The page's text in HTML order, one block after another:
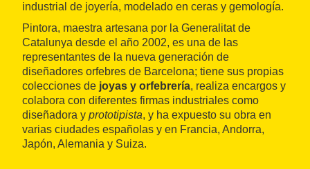
industrial de joyería, modelado en ceras y gemología.
Pintora, maestra artesana por la Generalitat de
Catalunya desde el año 2002, es una de las
representantes de la nueva generación de
diseñadores orfebres de Barcelona; tiene sus propias
colecciones de joyas y orfebrería, realiza encargos y
colabora con diferentes firmas industriales como
diseñadora y prototipista, y ha expuesto su obra en
varias ciudades españolas y en Francia, Andorra,
Japón, Alemania y Suiza.